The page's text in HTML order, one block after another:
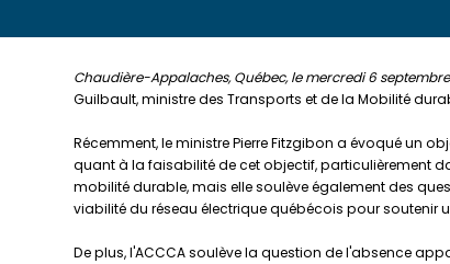
Chaudière-Appalaches, Québec, le mercredi 6
Guilbault, ministre des Transports et de la Mobilité
Récemment, le ministre Pierre Fitzgibon a évoqué un
quant à la faisabilité de cet objectif, particulièrement
mobilité durable, mais elle soulève également des
viabilité du réseau électrique québécois pour soutenir
De plus, l'ACCCA soulève la question de l'absence